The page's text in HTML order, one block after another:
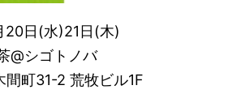
20日(水)21日(木)
@シゴトノバ
間町31-2 荒牧ビル1F